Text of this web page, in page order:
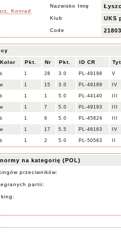
Nazwisko Imię
Klub UKS
Code
Kolor Pkt. Nr Pkt. ID CR
b 1 28 3.0 PL-49198 V
w 1 15 3.0 PL-49189 IV
b 1 1 5.0 PL-44140
w 1 7 5.0 PL-49193
b 1 6 5.0 PL-45824
w 1 17 5.5 PL-46163 IV
b 1 2 5.0 PL-50563
na kategorię (POL)
przeciwników:
partii: